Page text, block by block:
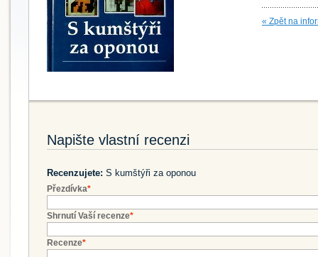
« Zpět na
Napište vlastní recenzi
Recenzujete: S kumštýři za oponou
Přezdívka*
Shrnutí Vaší recenze*
Recenze*